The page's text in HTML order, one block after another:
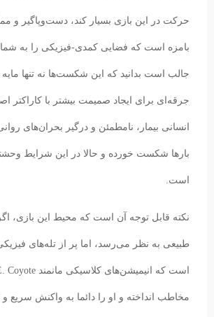
حرکت در این بازی بسیار کند، دست‌وپاگیر و
بامزه است که فضایی کمدی-فیزیکی را به شما
جالب است بدانید که این شکست‌ها نه تنها مایه
جرقه‌ای برای ایجاد صمیمت بیشتر با کاراکتر
انسانی بیمار، نامطمئن و درگیر بحران‌های
بارها شکست خورده و حالا در این شرایط
است.
نکته قابل توجه آن است که محیط این بازی،
طبیعی به نظر می‌رسد، اما پر از تله‌های
مخاطب انداخته و او را دائما به واکنش سریع و